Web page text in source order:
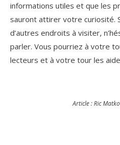
informations utiles et que les
sauront attirer votre curiosité.
d’autres endroits à visiter,
parler. Vous pourriez à votre
lecteurs et à votre tour les
Article : Ric